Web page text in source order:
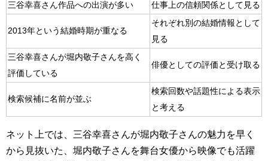
三谷幸喜さん作品への出演が多い
仕事上の信頼関係として見る
2013年という結婚時期が重なる
それぞれ別の結婚情報として
見る
三谷幸喜さんが堀内敬子さんを高く
評価している
俳優としての評価と受け取る
検索候補に名前が並ぶ
検索回数や話題性による表示
と考える
ネット上では、三谷幸喜さんが堀内敬子さんの魅力を早く
から見抜いた、堀内敬子さんを舞台女優から映像でも活躍